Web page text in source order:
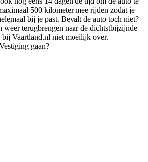
500 kilometer mee rijden zodat je
bij je past. Bevalt de auto toch niet?
weer terugbrengen naar de dichtstbijzijnde
Vaartland.nl niet moeilijk over.
gaan?